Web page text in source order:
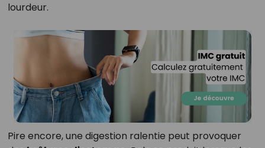
lourdeur.
Pire encore, une digestion ralentie peut provoquer